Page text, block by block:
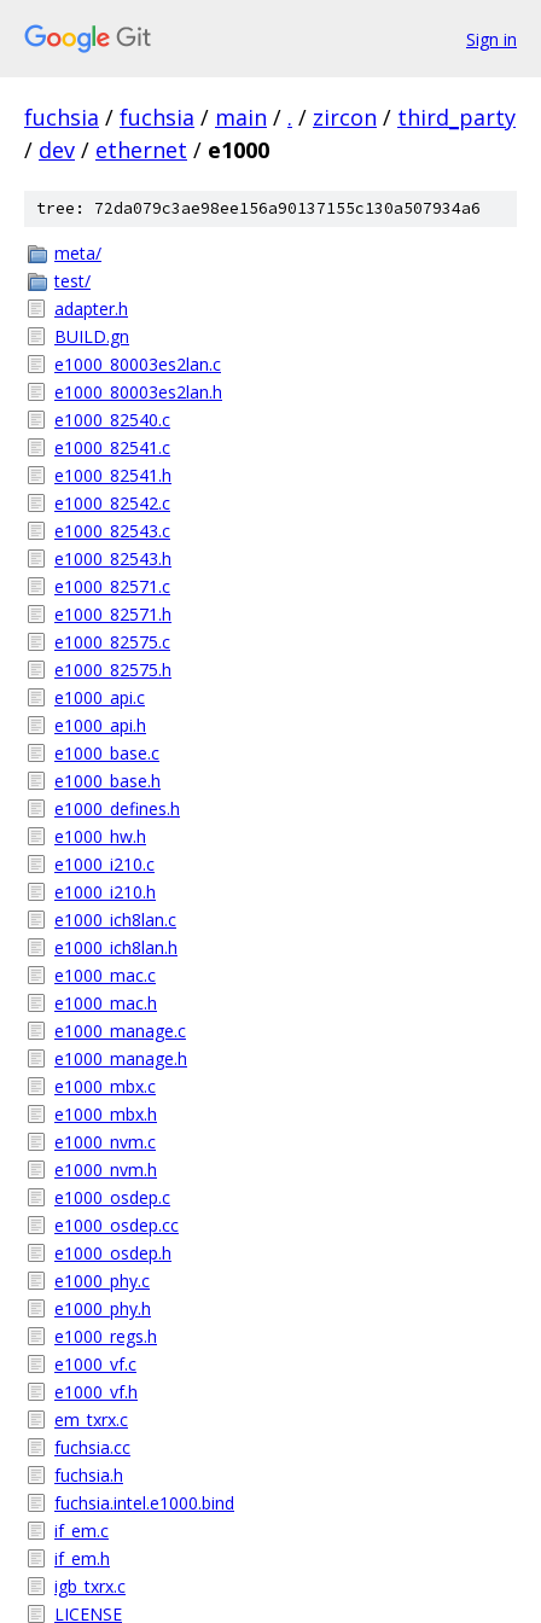
Sign in
fuchsia / fuchsia / main / . / zircon / third_party
/ dev / ethernet / e1000
tree: 72da079c3ae98ee156a90137155c130a507934a6
meta/
test/
adapter.h
BUILD.gn
e1000_80003es2lan.c
e1000_80003es2lan.h
e1000_82540.c
e1000_82541.c
e1000_82541.h
e1000_82542.c
e1000_82543.c
e1000_82543.h
e1000_82571.c
e1000_82571.h
e1000_82575.c
e1000_82575.h
e1000_api.c
e1000_api.h
e1000_base.c
e1000_base.h
e1000_defines.h
e1000_hw.h
e1000_i210.c
e1000_i210.h
e1000_ich8lan.c
e1000_ich8lan.h
e1000_mac.c
e1000_mac.h
e1000_manage.c
e1000_manage.h
e1000_mbx.c
e1000_mbx.h
e1000_nvm.c
e1000_nvm.h
e1000_osdep.c
e1000_osdep.cc
e1000_osdep.h
e1000_phy.c
e1000_phy.h
e1000_regs.h
e1000_vf.c
e1000_vf.h
em_txrx.c
fuchsia.cc
fuchsia.h
fuchsia.intel.e1000.bind
if_em.c
if_em.h
igb_txrx.c
LICENSE